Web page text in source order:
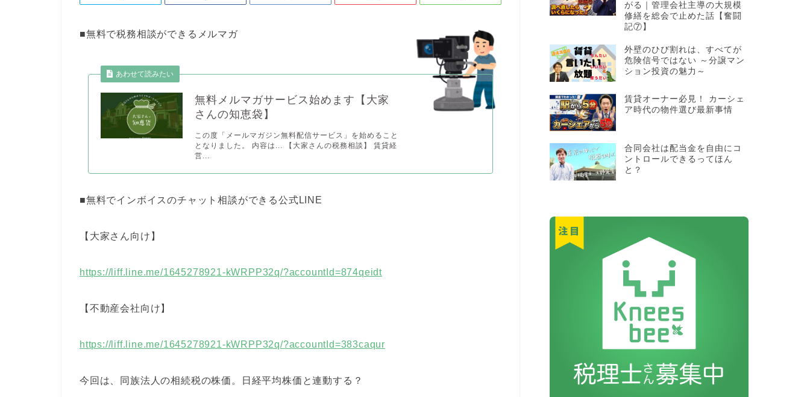
■無料で税務相談ができるメルマガ
あわせて読みたい
無料メルマガサービス始めます【大家
さんの知恵袋】
この度「メールマガジン無料配信サービス」を始めること
となりました。 内容は... 【大家さんの税務相談】 賃貸経
営...
■無料でインボイスのチャット相談ができる公式LINE
【大家さん向け】
https://liff.line.me/1645278921-kWRPP32q/?accountId=874qeidt
【不動産会社向け】
https://liff.line.me/1645278921-kWRPP32q/?accountId=383caqur
今回は、同族法人の相続税の株価。日経平均株価と連動する？
がる｜管理会社主導の大規模
修繕を総会で止めた話【奮闘
記⑦】
外壁のひび割れは、すべてが
危険信号ではない ～分譲マン
ション投資の魅力～
賃貸オーナー必見！ カーシェ
ア時代の物件選び最新事情
合同会社は配当金を自由にコ
ントロールできるってほん
と？